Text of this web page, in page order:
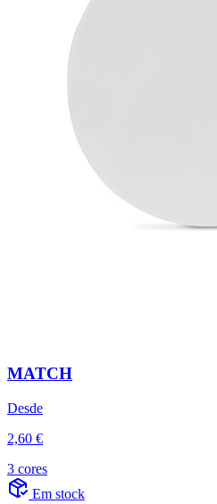
MATCH
Desde
2,60 €
3 cores
Em stock